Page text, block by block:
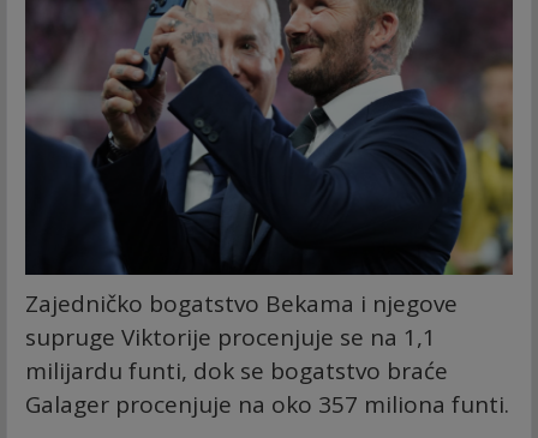
Zajedničko bogatstvo Bekama i njegove
supruge Viktorije procenjuje se na 1,1
milijardu funti, dok se bogatstvo braće
Galager procenjuje na oko 357 miliona funti.